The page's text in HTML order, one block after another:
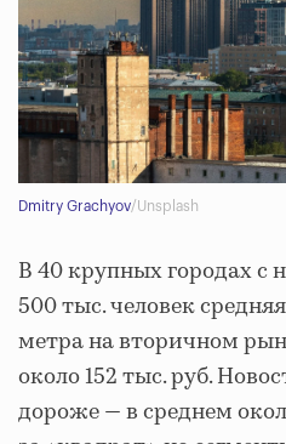
Dmitry Grachyov/Unsplash
В 40 крупных городах с
500 тыс. человек
метра на вторичном
около 152 тыс. руб.
дороже — в среднем